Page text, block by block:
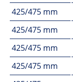
425/475 mm
425/475 mm
425/475 mm
425/475 mm